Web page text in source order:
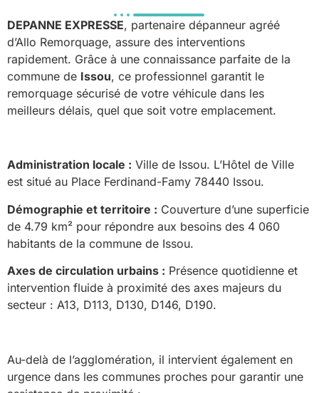
DEPANNE EXPRESSE, partenaire dépanneur agréé
d’Allo Remorquage, assure des interventions
rapidement. Grâce à une connaissance parfaite de la
commune de Issou, ce professionnel garantit le
remorquage sécurisé de votre véhicule dans les
meilleurs délais, quel que soit votre emplacement.
Administration locale : Ville de Issou. L’Hôtel de Ville
est situé au Place Ferdinand-Famy 78440 Issou.
Démographie et territoire : Couverture d’une superficie
de 4.79 km² pour répondre aux besoins des 4 060
habitants de la commune de Issou.
Axes de circulation urbains : Présence quotidienne et
intervention fluide à proximité des axes majeurs du
secteur : A13, D113, D130, D146, D190.
Au-delà de l’agglomération, il intervient également en
urgence dans les communes proches pour garantir une